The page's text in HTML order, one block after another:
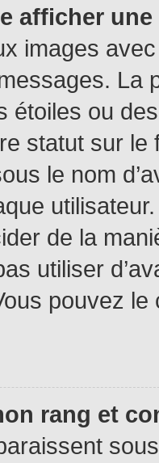
afficher
images
La
étoiles ou
statut sur
le nom
utilisateur.
de la
utiliser
pouvez
rang et